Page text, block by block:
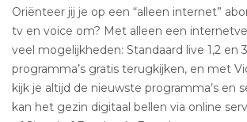
Oriënteer jij je op een “alleen internet”
tv en voice om? Met alleen een
veel mogelijkheden: Standaard live 1,2 en
programma’s gratis terugkijken, en met
kijk je altijd de nieuwste programma’s en
kan het gezin digitaal bellen via online